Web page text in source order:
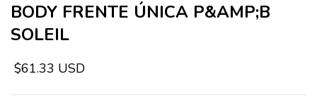
BODY FRENTE ÚNICA P&AMP;B
SOLEIL
$61.33 USD